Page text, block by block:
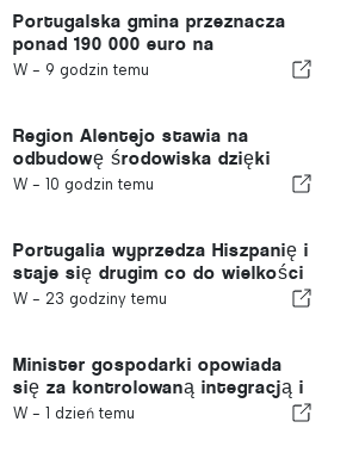
Portugalska gmina przeznacza
ponad 190 000 euro na
zaopatrzenie w wodę
W - 9 godzin temu
Region Alentejo stawia na
odbudowę środowiska dzięki
funduszom europejskim
W - 10 godzin temu
Portugalia wyprzedza Hiszpanię i
staje się drugim co do wielkości
producentem obuwia w Europie
W - 23 godziny temu
Minister gospodarki opowiada
się za kontrolowaną integracją i
gwarantuje imigrantom
W - 1 dzień temu